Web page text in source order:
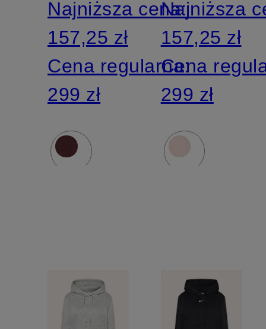
Najniższa cena:
157,25 zł
Cena regularna:
299 zł
Najniższa
157,25 zł
Cena
299 zł